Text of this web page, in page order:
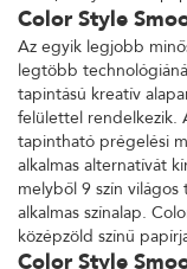
Color Style
Az egyik legjobb
legtöbb
tapintású kreatív
felülettel rendelkezik.
tapintható prégelési
alkalmas alternatívát
melyből 9 szín világos
alkalmas színalap.
középzöld színű
Color Style